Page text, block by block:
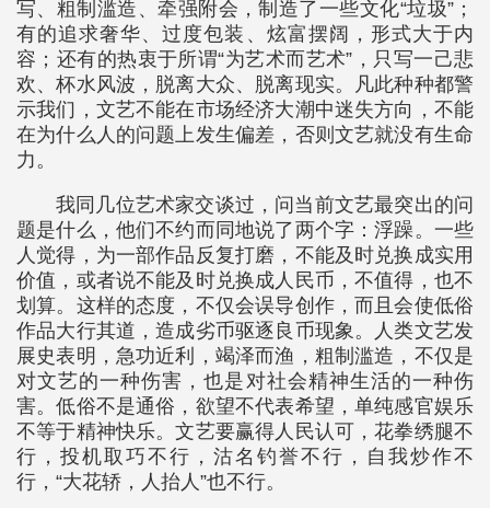
写、粗制滥造、牵强附会，制造了一些文化“垃圾”；
有的追求奢华、过度包装、炫富摆阔，形式大于内
容；还有的热衷于所谓“为艺术而艺术”，只写一己悲
欢、杯水风波，脱离大众、脱离现实。凡此种种都警
示我们，文艺不能在市场经济大潮中迷失方向，不能
在为什么人的问题上发生偏差，否则文艺就没有生命
力。
我同几位艺术家交谈过，问当前文艺最突出的问
题是什么，他们不约而同地说了两个字：浮躁。一些
人觉得，为一部作品反复打磨，不能及时兑换成实用
价值，或者说不能及时兑换成人民币，不值得，也不
划算。这样的态度，不仅会误导创作，而且会使低俗
作品大行其道，造成劣币驱逐良币现象。人类文艺发
展史表明，急功近利，竭泽而渔，粗制滥造，不仅是
对文艺的一种伤害，也是对社会精神生活的一种伤
害。低俗不是通俗，欲望不代表希望，单纯感官娱乐
不等于精神快乐。文艺要赢得人民认可，花拳绣腿不
行，投机取巧不行，沽名钓誉不行，自我炒作不
行，“大花轿，人抬人”也不行。